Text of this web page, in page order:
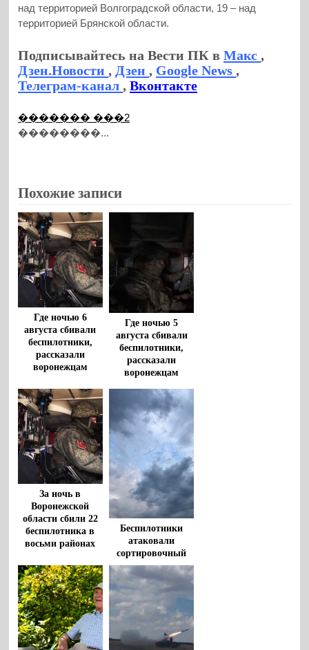
над территорией Волгоградской области, 19 – над
территорией Брянской области.
Подписывайтесь на Вести ПК вМакс,
Дзен.Новости,Дзен, Google News,
Телеграм-канал,Вконтакте
������� ���2
��������...
Похожие записи
Где ночью 6
августа сбивали
беспилотники,
рассказали
воронежцам
Где ночью 5
августа сбивали
беспилотники,
рассказали
воронежцам
За ночь в
Воронежской
области сбили 22
беспилотника в
восьми районах
Беспилотники
атаковали
сортировочный
центр в Тульской
области, начался
пожар